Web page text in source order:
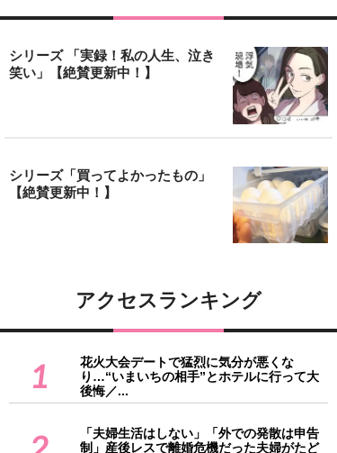
シリーズ 「実録！私の人生、泣き
笑い」【絶賛更新中！】
シリーズ「買ってよかったもの」
【絶賛更新中！】
アクセスランキング
1
花火大会デートで猛烈に気分が悪くな
り…“いまいちの相手”とホテルに行って大
後悔／...
「夫婦生活はしない」「外での発散は申告
制」産後レスで離婚危機だった夫婦がたど